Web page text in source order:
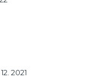
2021